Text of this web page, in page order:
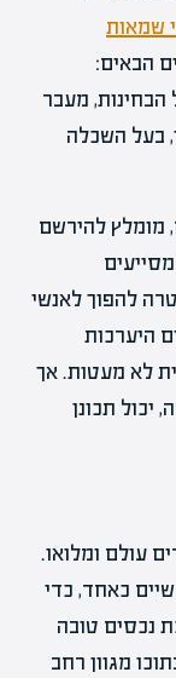
שמאות
הבאים:
בכל הבחינות, מעבר
בעל השכלה
מומלץ להירשם
להפוך לאנשי
היערכות
לא מעטות. אך
יכול תכונן
עולם ומלואו.
כאחד, כדי
נכסים טובה
מגוון רחב